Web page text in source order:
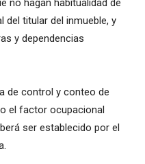
no hagan habitualidad de
titular del inmueble, y
y dependencias
de control y conteo de
el factor ocupacional
ser establecido por el